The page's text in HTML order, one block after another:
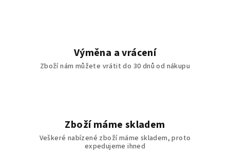
Výměna a vrácení
Zboží nám můžete vrátit do 30 dnů od nákupu
Zboží máme skladem
Veškeré nabízené zboží máme skladem, proto
expedujeme ihned